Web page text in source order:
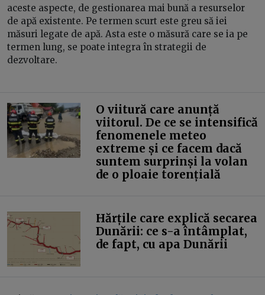
aceste aspecte, de gestionarea mai bună a resurselor
de apă existente. Pe termen scurt este greu să iei
măsuri legate de apă. Asta este o măsură care se ia pe
termen lung, se poate integra în strategii de
dezvoltare.
O viitură care anunță
viitorul. De ce se intensifică
fenomenele meteo
extreme și ce facem dacă
suntem surprinși la volan
de o ploaie torențială
Hărțile care explică secarea
Dunării: ce s-a întâmplat,
de fapt, cu apa Dunării